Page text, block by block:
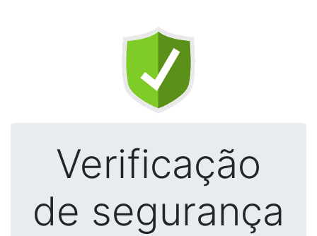
Verificação
de segurança